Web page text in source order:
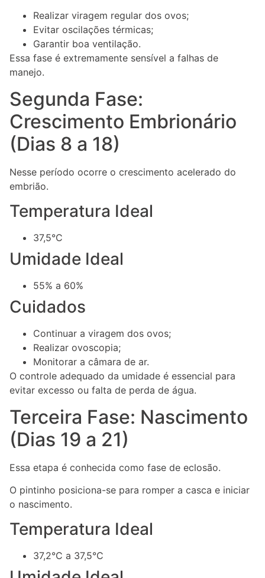
Realizar viragem regular dos ovos;
Evitar oscilações térmicas;
Garantir boa ventilação.
Essa fase é extremamente sensível a falhas de
manejo.
Segunda Fase:
Crescimento Embrionário
(Dias 8 a 18)
Nesse período ocorre o crescimento acelerado do
embrião.
Temperatura Ideal
37,5°C
Umidade Ideal
55% a 60%
Cuidados
Continuar a viragem dos ovos;
Realizar ovoscopia;
Monitorar a câmara de ar.
O controle adequado da umidade é essencial para
evitar excesso ou falta de perda de água.
Terceira Fase: Nascimento
(Dias 19 a 21)
Essa etapa é conhecida como fase de eclosão.
O pintinho posiciona-se para romper a casca e iniciar
o nascimento.
Temperatura Ideal
37,2°C a 37,5°C